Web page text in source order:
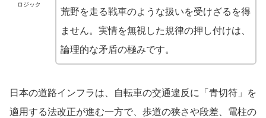
ロジック
荒野を走る戦車のような扱いを受けざるを得
ません。実情を無視した規律の押し付けは、
論理的な矛盾の極みです。
日本の道路インフラは、自転車の交通違反に「青切符」を
適用する法改正が進む一方で、歩道の狭さや段差、電柱の